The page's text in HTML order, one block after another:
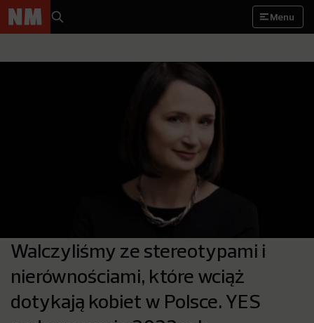
Menu
Walczyliśmy ze stereotypami i
nierównościami, które wciąż
dotykają kobiet w Polsce. YES